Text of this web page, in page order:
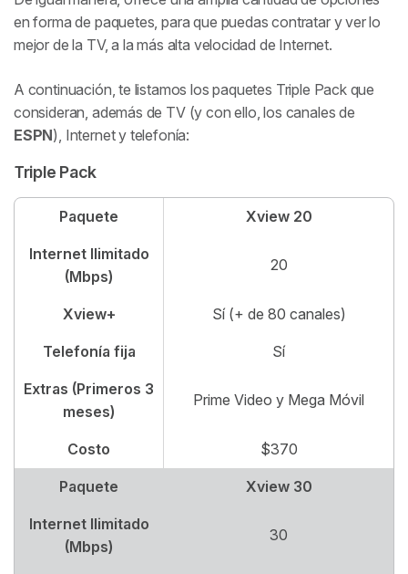
en forma de paquetes, para que puedas contratar y ver lo
mejor de la TV, a la más alta velocidad de Internet.
A continuación, te listamos los paquetes Triple Pack que
consideran, además de TV (y con ello, los canales de
ESPN), Internet y telefonía:
Triple Pack
Paquete Xview 20
Internet Ilimitado
(Mbps)
20
Xview+ Sí (+ de 80 canales)
Telefonía fija Sí
Extras (Primeros 3
meses)
Prime Video y Mega Móvil
Costo $370
Paquete Xview 30
Internet Ilimitado
(Mbps)
30